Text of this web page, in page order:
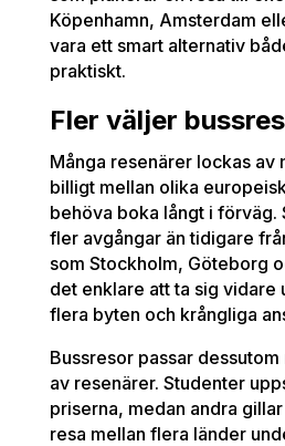
Köpenhamn, Amsterdam
vara ett smart alternativ
praktiskt.
Fler väljer
Många resenärer lockas av
billigt mellan olika
behöva boka långt i förväg.
fler avgångar än tidigare
som Stockholm, Göteborg
det enklare att ta sig vidare
flera byten och krångliga
Bussresor passar
av resenärer. Studenter
priserna, medan andra
resa mellan flera länder